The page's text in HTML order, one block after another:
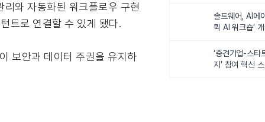
와 자동화된 워크플로우 구현
트로 연결할 수 있게 됐다.
보안과 데이터 주권을 유지하
솔트웨어, AI에
퀵 AI 워크숍’
‘중견기업-스타
지’ 참여 혁신